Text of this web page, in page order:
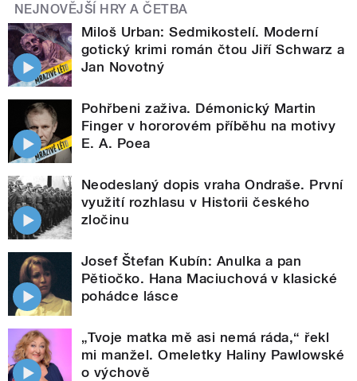
NEJNOVĚJŠÍ HRY A ČETBA
Miloš Urban: Sedmikostelí. Moderní
gotický krimi román čtou Jiří Schwarz a
Jan Novotný
Pohřbeni zaživa. Démonický Martin
Finger v hororovém příběhu na motivy
E. A. Poea
Neodeslaný dopis vraha Ondraše. První
využití rozhlasu v Historii českého
zločinu
Josef Štefan Kubín: Anulka a pan
Pětiočko. Hana Maciuchová v klasické
pohádce lásce
„Tvoje matka mě asi nemá ráda,“ řekl
mi manžel. Omeletky Haliny Pawlowské
o výchově